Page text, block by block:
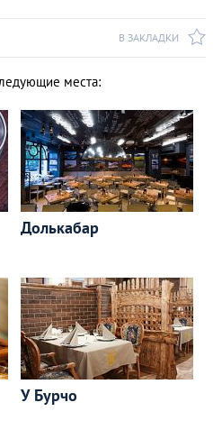
В ЗАКЛАДКИ
места:
Долькабар
У Бурчо